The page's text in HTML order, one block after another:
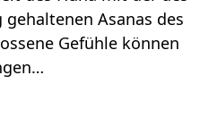
Asanas des
Gefühle können